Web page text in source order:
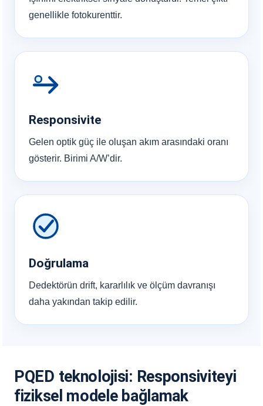
genellikle fotokurenttir.
Responsivite
Gelen optik güç ile oluşan akım arasındaki oranı
gösterir. Birimi A/W’dir.
Doğrulama
Dedektörün drift, kararlılık ve ölçüm davranışı
daha yakından takip edilir.
PQED teknolojisi: Responsiviteyi
fiziksel modele bağlamak